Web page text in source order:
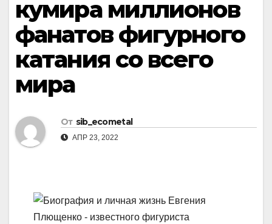
кумира миллионов
фанатов фигурного
катания со всего
мира
От sib_ecometal
АПР 23, 2022